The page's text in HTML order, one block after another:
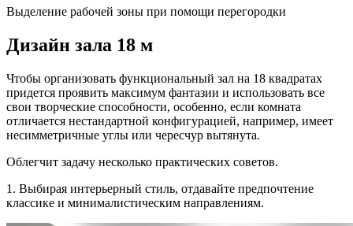
Выделение рабочей зоны при помощи перегородки
Дизайн зала 18 м
Чтобы организовать функциональный зал на 18 квадратах
придется проявить максимум фантазии и использовать все
свои творческие способности, особенно, если комната
отличается нестандартной конфигурацией, например, имеет
несимметричные углы или чересчур вытянута.
Облегчит задачу несколько практических советов.
1. Выбирая интерьерный стиль, отдавайте предпочтение
классике и минималистическим направлениям.